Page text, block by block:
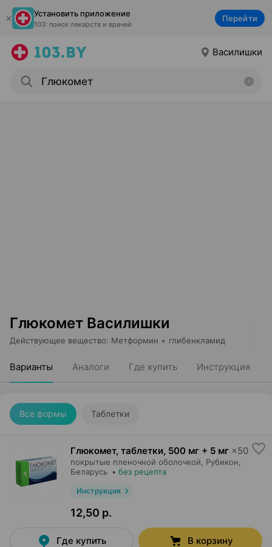
Установить приложение
103: поиск лекарств и врачей
Перейти
Василишки
Глюкомет Василишки
Действующее вещество: Метформин + глибенкламид
Варианты Аналоги Где купить Инструкция
Все формы Таблетки
Глюкомет, таблетки, 500 мг + 5 мг ×50
покрытые пленочной оболочкой, Рубикон
Беларусь • без рецепта
Инструкция
12,50 р.
Где купить В корзину